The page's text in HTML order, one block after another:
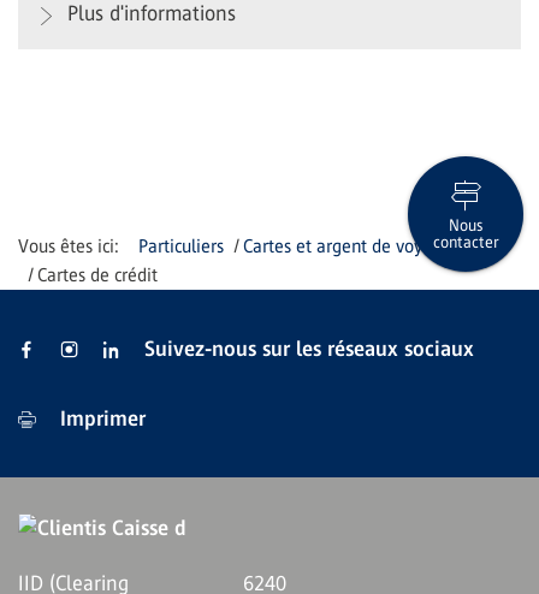
Plus d'informations
Particuliers
Cartes et argent de voyage
Cartes de crédit
Nous
contacter
Suivez-nous sur les réseaux sociaux
Imprimer
IID (Clearing 6240